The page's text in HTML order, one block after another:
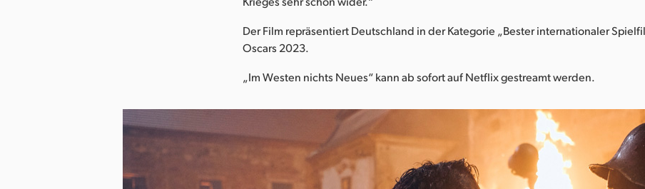
Der Film repräsentiert Deutschland in der Kategorie „Bester internationaler
Oscars 2023.
„Im Westen nichts Neues“ kann ab sofort auf Netflix gestreamt werden.